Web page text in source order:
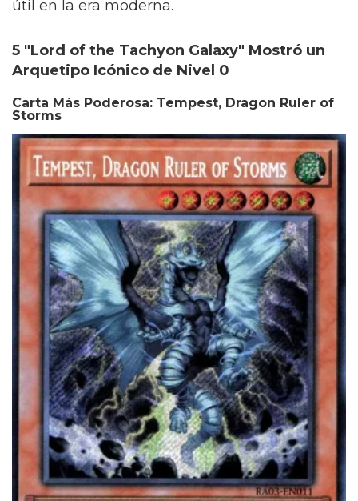
útil en la era moderna.
5 "Lord of the Tachyon Galaxy" Mostró un
Arquetipo Icónico de Nivel 0
Carta Más Poderosa: Tempest, Dragon Ruler of
Storms